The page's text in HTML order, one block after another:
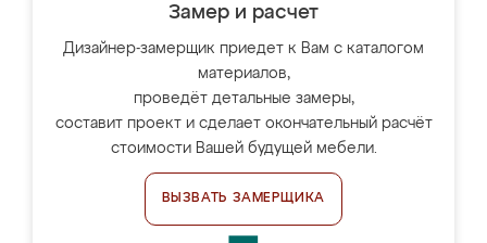
Замер и расчет
Дизайнер-замерщик приедет к Вам с каталогом
материалов,
проведёт детальные замеры,
составит проект и сделает окончательный расчёт
стоимости Вашей будущей мебели.
ВЫЗВАТЬ ЗАМЕРЩИКА